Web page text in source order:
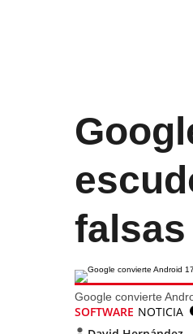
Google convierte
SOFTWARE NOTICIA